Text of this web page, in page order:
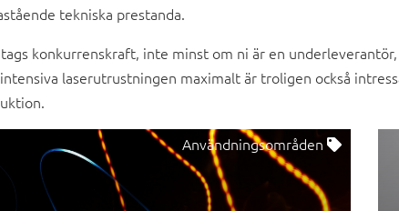
tekniska prestanda.
konkurrenskraft, inte minst om ni är en
laserutrustningen maximalt är troligen också
Användningsområden